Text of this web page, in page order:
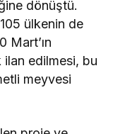
dönüştü.
ülkenin de
Mart’ın
ilan edilmesi, bu
meyvesi